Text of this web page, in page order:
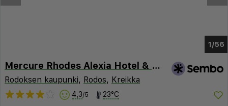
1/51
Mercure Rhodes Alexia Hotel & Spa
Rodoksen kaupunki, Rodos, Kreikka
4,3/5 23°C